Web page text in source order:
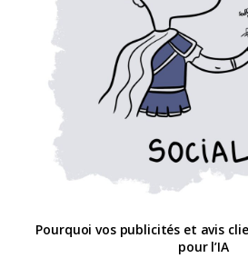
Pourquoi vos publicités et avis
pour l’IA